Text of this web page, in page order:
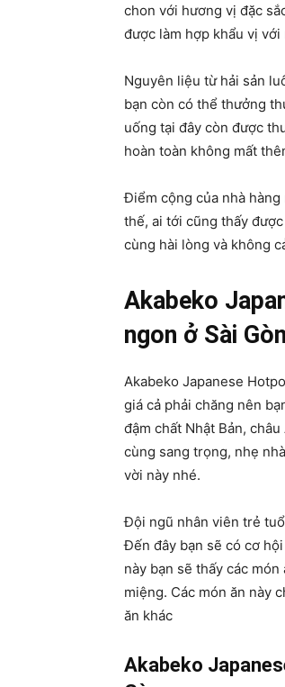
chon với hương vị đặc
được làm hợp khẩu vị với
Nguyên liệu từ hải sản
bạn còn có thể thưởng
uống tại đây còn được
hoàn toàn không mất
Điểm cộng của nhà
thế, ai tới cũng thấy
cùng hài lòng và không
Akabeko
ngon ở Sài Gòn
Akabeko Japanese
giá cả phải chăng nên
đậm chất Nhật Bản,
cùng sang trọng, nhẹ
vời này nhé.
Đội ngũ nhân viên trẻ
Đến đây bạn sẽ có cơ
này bạn sẽ thấy các
miệng. Các món ăn này
ăn khác
Akabeko